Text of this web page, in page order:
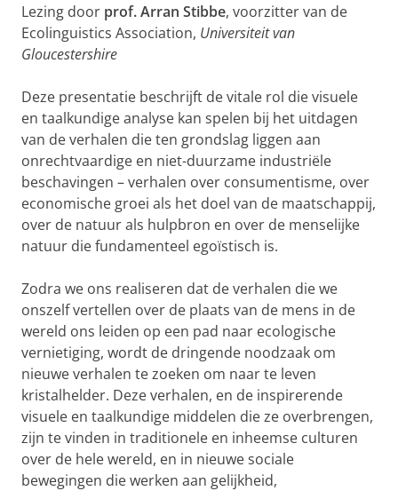
Lezing door prof.Arran Stibbe, voorzitter van de
Ecolinguistics Association, Universiteit van
Gloucestershire
Deze presentatie beschrijft de vitale rol die visuele
en taalkundige analyse kan spelen bij het uitdagen
van de verhalen die ten grondslag liggen aan
onrechtvaardige en niet-duurzame industriële
beschavingen – verhalen over consumentisme, over
economische groei als het doel van de maatschappij,
over de natuur als hulpbron en over de menselijke
natuur die fundamenteel egoïstisch is.
Zodra we ons realiseren dat de verhalen die we
onszelf vertellen over de plaats van de mens in de
wereld ons leiden op een pad naar ecologische
vernietiging, wordt de dringende noodzaak om
nieuwe verhalen te zoeken om naar te leven
kristalhelder. Deze verhalen, en de inspirerende
visuele en taalkundige middelen die ze overbrengen,
zijn te vinden in traditionele en inheemse culturen
over de hele wereld, en in nieuwe sociale
bewegingen die werken aan gelijkheid,